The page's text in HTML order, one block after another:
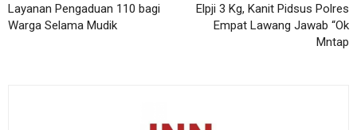
Layanan Pengaduan 110 bagi
Warga Selama Mudik
Elpji 3 Kg, Kanit Pidsus Polres
Empat Lawang Jawab “Ok
Mntap